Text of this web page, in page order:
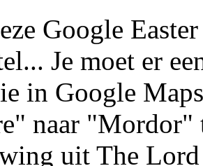
Google
Je moet er
in Google
naar "Mordor"
uit The